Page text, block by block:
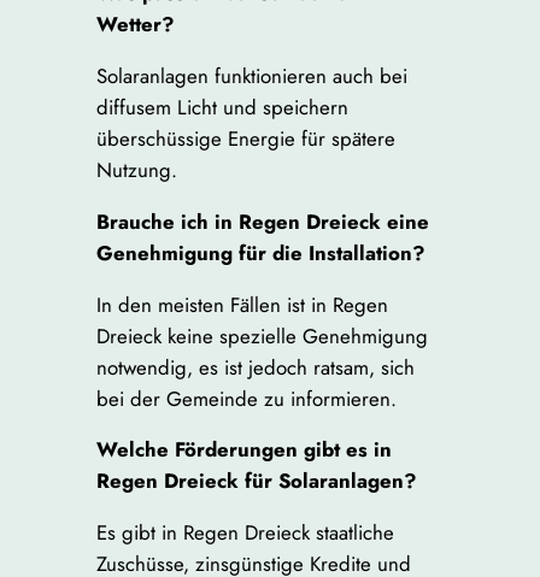
Wetter?
Solaranlagen funktionieren auch bei
diffusem Licht und speichern
überschüssige Energie für spätere
Nutzung.
Brauche ich in Regen Dreieck eine
Genehmigung für die Installation?
In den meisten Fällen ist in Regen
Dreieck keine spezielle Genehmigung
notwendig, es ist jedoch ratsam, sich
bei der Gemeinde zu informieren.
Welche Förderungen gibt es in
Regen Dreieck für Solaranlagen?
Es gibt in Regen Dreieck staatliche
Zuschüsse, zinsgünstige Kredite und